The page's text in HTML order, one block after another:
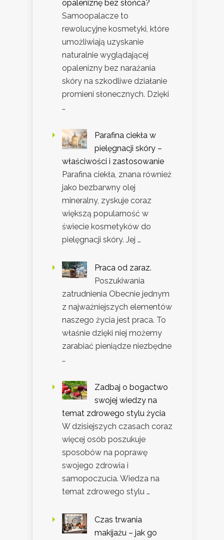
opaleniznę bez słońca?
Samoopalacze to
rewolucyjne kosmetyki, które
umożliwiają uzyskanie
naturalnie wyglądającej
opalenizny bez narażania
skóry na szkodliwe działanie
promieni słonecznych. Dzięki
…
Parafina ciekła w
pielęgnacji skóry –
właściwości i zastosowanie
Parafina ciekła, znana również
jako bezbarwny olej
mineralny, zyskuje coraz
większą popularność w
świecie kosmetyków do
pielęgnacji skóry. Jej …
Praca od zaraz.
Poszukiwania
zatrudnienia Obecnie jednym
z najważniejszych elementów
naszego życia jest praca. To
właśnie dzięki niej możemy
zarabiać pieniądze niezbędne
…
Zadbaj o bogactwo
swojej wiedzy na
temat zdrowego stylu życia
W dzisiejszych czasach coraz
więcej osób poszukuje
sposobów na poprawę
swojego zdrowia i
samopoczucia. Wiedza na
temat zdrowego stylu …
Czas trwania
makijażu – jak go